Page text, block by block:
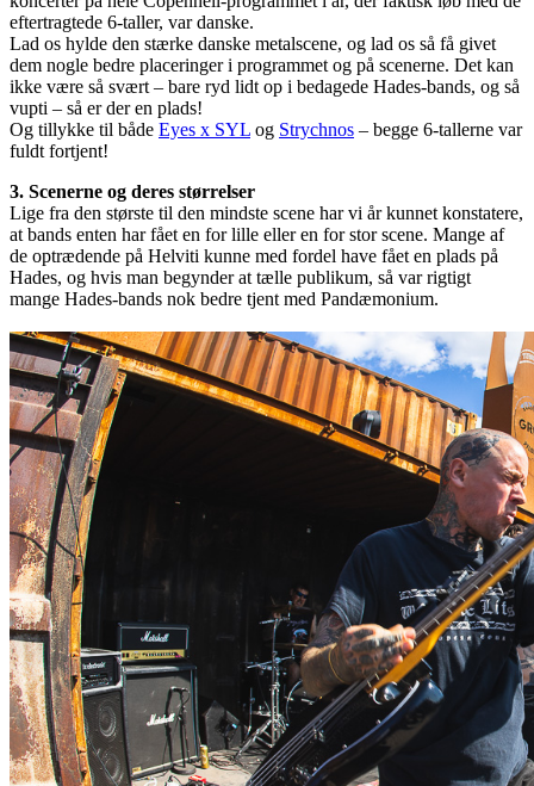
eftertragtede 6-taller, var danske.
Lad os hylde den stærke danske metalscene, og lad os så få givet
dem nogle bedre placeringer i programmet og på scenerne. Det kan
ikke være så svært – bare ryd lidt op i bedagede Hades-bands, og så
vupti – så er der en plads!
Og tillykke til både Eyes x SYL og Strychnos – begge 6-tallerne var
fuldt fortjent!
3. Scenerne og deres størrelser
Lige fra den største til den mindste scene har vi år kunnet konstatere,
at bands enten har fået en for lille eller en for stor scene. Mange af
de optrædende på Helviti kunne med fordel have fået en plads på
Hades, og hvis man begynder at tælle publikum, så var rigtigt
mange Hades-bands nok bedre tjent med Pandæmonium.